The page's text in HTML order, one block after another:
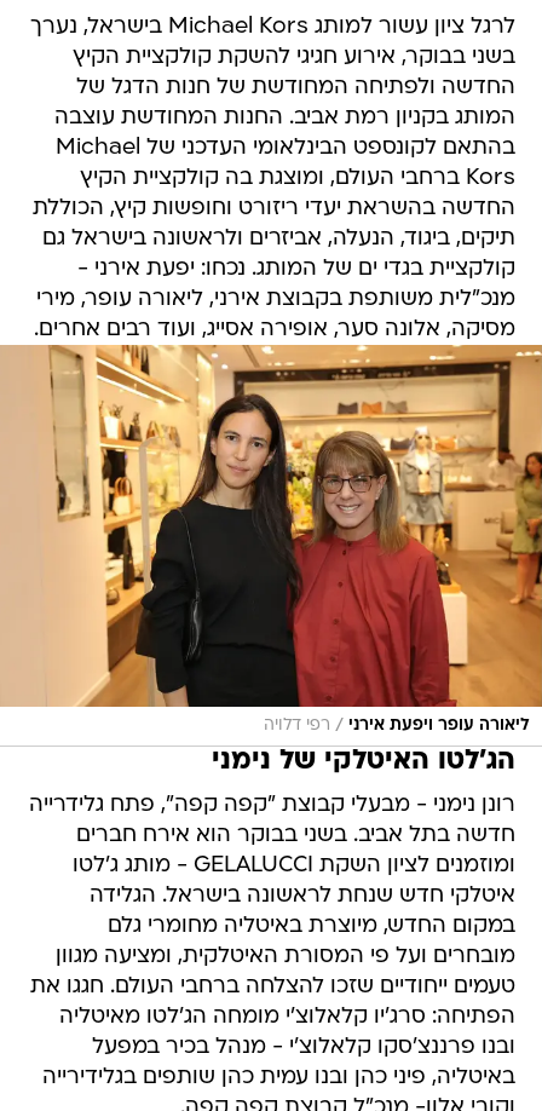
לרגל ציון עשור למותג Michael Kors בישראל, נערך
בשני בבוקר, אירוע חגיגי להשקת קולקציית הקיץ
החדשה ולפתיחה המחודשת של חנות הדגל של
המותג בקניון רמת אביב. החנות המחודשת עוצבה
בהתאם לקונספט הבינלאומי העדכני של Michael
Kors ברחבי העולם, ומוצגת בה קולקציית הקיץ
החדשה בהשראת יעדי ריזורט וחופשות קיץ, הכוללת
תיקים, ביגוד, הנעלה, אביזרים ולראשונה בישראל גם
קולקציית בגדי ים של המותג. נכחו: יפעת אירני -
מנכ"לית משותפת בקבוצת אירני, ליאורה עופר, מירי
מסיקה, אלונה סער, אופירה אסייג, ועוד רבים אחרים.
ליאורה עופר ויפעת אירני / רפי דלויה
הג'לטו האיטלקי של נימני
רונן נימני - מבעלי קבוצת "קפה קפה", פתח גלידרייה
חדשה בתל אביב. בשני בבוקר הוא אירח חברים
ומוזמנים לציון השקת GELALUCCI - מותג ג'לטו
איטלקי חדש שנחת לראשונה בישראל. הגלידה
במקום החדש, מיוצרת באיטליה מחומרי גלם
מובחרים ועל פי המסורת האיטלקית, ומציעה מגוון
טעמים ייחודיים שזכו להצלחה ברחבי העולם. חגגו את
הפתיחה: סרג'יו קלאלוצ'י מומחה הג'לטו מאיטליה
ובנו פרננצ'סקו קלאלוצ'י - מנהל בכיר במפעל
באיטליה, פיני כהן ובנו עמית כהן שותפים בגלידירייה